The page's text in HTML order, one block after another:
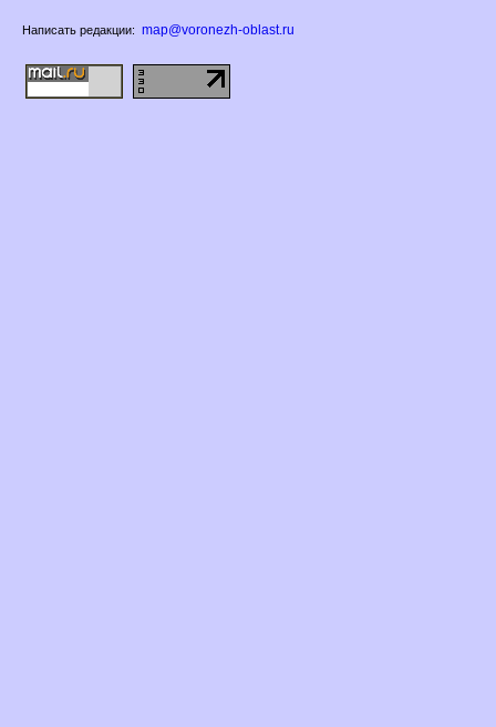
Написать редакции: map@voronezh-oblast.ru